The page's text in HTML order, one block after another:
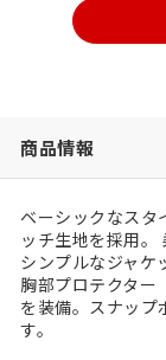
商品情報
ベーシックなスタ
ッチ生地を採用。
シンプルなジャケ
胸部プロテクター
を装備。スナップ
す。